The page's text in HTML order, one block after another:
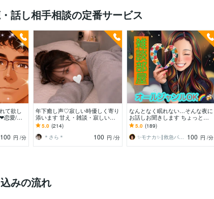
話し相手相談の定番サービス
て欲し
恋愛/不
てを私
100 円 /分
年下癒し声♡寂しい時優しく寄り
添います 甘え・雑談・寂しい時
どんなお話も大歓迎です・疲れた
日にも♡
5.0 (214)
＊さら＊
100 円 /分
なんとなく眠れない…そんな夜に
お話しお聞きします ちょっとし
た愚痴～真面目な相談までオール
OK!
5.0 (189)
✨️モナカ✨️‖救急パワーチャージ❣️ 100 円 /分
みの流れ